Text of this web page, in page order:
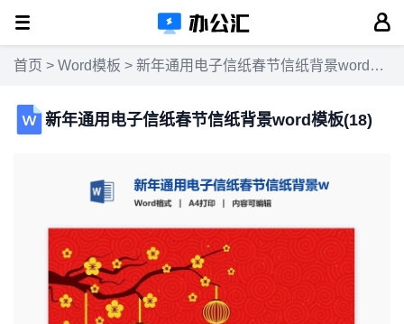
首页 > Word模板 > 新年通用电子信纸春节信纸背景word模板(18)
新年通用电子信纸春节信纸背景word模板(18)